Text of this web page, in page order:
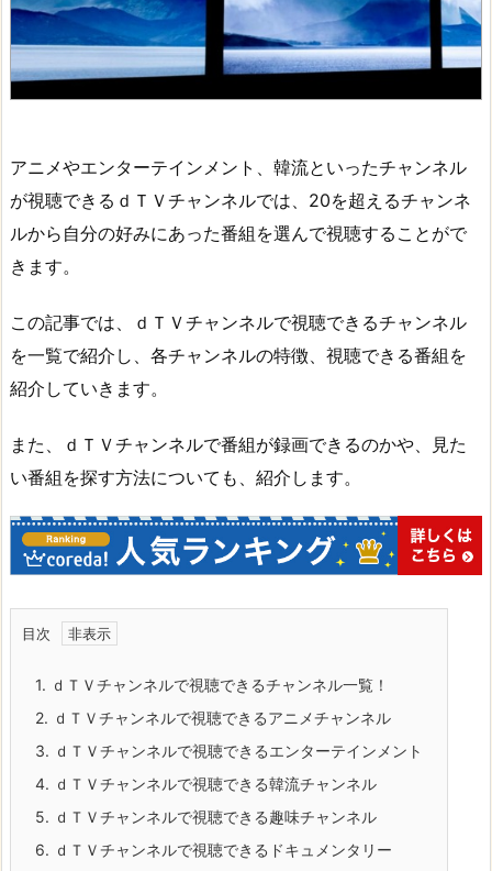
アニメやエンターテインメント、韓流といったチャンネル
が視聴できるｄＴＶチャンネルでは、20を超えるチャンネ
ルから自分の好みにあった番組を選んで視聴することがで
きます。
この記事では、ｄＴＶチャンネルで視聴できるチャンネル
を一覧で紹介し、各チャンネルの特徴、視聴できる番組を
紹介していきます。
また、ｄＴＶチャンネルで番組が録画できるのかや、見た
い番組を探す方法についても、紹介します。
目次
1. ｄＴＶチャンネルで視聴できるチャンネル一覧！
2. ｄＴＶチャンネルで視聴できるアニメチャンネル
3. ｄＴＶチャンネルで視聴できるエンターテインメント
4. ｄＴＶチャンネルで視聴できる韓流チャンネル
5. ｄＴＶチャンネルで視聴できる趣味チャンネル
6. ｄＴＶチャンネルで視聴できるドキュメンタリー